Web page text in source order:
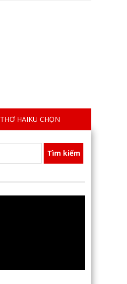
THƠ HAIKU CHỌN